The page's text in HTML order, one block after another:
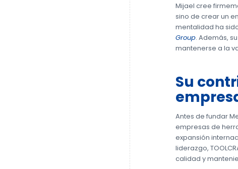
Mijael cree
sino de crear un
mentalidad ha
Group. Además,
mantenerse a la
Su
Antes de fundar
empresas de
expansión
liderazgo,
calidad y